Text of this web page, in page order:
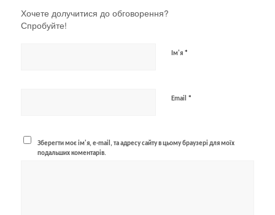
Хочете долучитися до обговорення?
Спробуйте!
Ім'я *
Email *
Зберегти моє ім'я, e-mail, та адресу сайту в цьому браузері для моїх
подальших коментарів.